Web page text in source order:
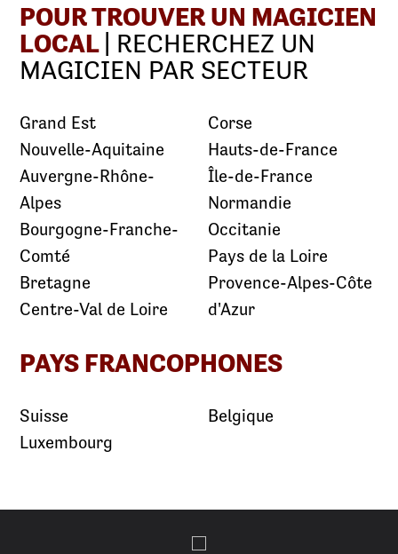
POUR TROUVER UN MAGICIEN
LOCAL | RECHERCHEZ UN
MAGICIEN PAR SECTEUR
Grand Est
Nouvelle-Aquitaine
Auvergne-Rhône-
Alpes
Bourgogne-Franche-
Comté
Bretagne
Centre-Val de Loire
Corse
Hauts-de-France
Île-de-France
Normandie
Occitanie
Pays de la Loire
Provence-Alpes-Côte
d'Azur
PAYS FRANCOPHONES
Suisse
Luxembourg
Belgique